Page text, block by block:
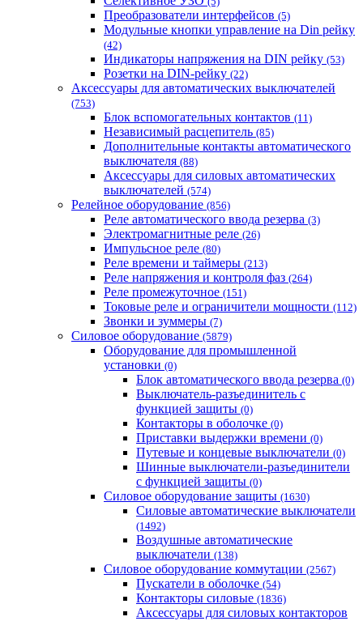
Преобразователи интерфейсов (5)
Модульные кнопки управление на Din рейку
(42)
Индикаторы напряжения на DIN рейку (53)
Розетки на DIN-рейку (22)
Аксессуары для автоматических выключателей
(753)
Блок вспомогательных контактов (11)
Независимый расцепитель (85)
Дополнительные контакты автоматического
выключателя (88)
Аксессуары для силовых автоматических
выключателей (574)
Релейное оборудование (856)
Реле автоматического ввода резерва (3)
Электромагнитные реле (26)
Импульсное реле (80)
Реле времени и таймеры (213)
Реле напряжения и контроля фаз (264)
Реле промежуточное (151)
Токовые реле и ограничители мощности (112)
Звонки и зуммеры (7)
Силовое оборудование (5879)
Оборудование для промышленной
установки (0)
Блок автоматического ввода резерва (0)
Выключатель-разъединитель с
функцией защиты (0)
Контакторы в оболочке (0)
Приставки выдержки времени (0)
Путевые и концевые выключатели (0)
Шинные выключатели-разъединители
с функцией защиты (0)
Силовое оборудование защиты (1630)
Силовые автоматические выключатели
(1492)
Воздушные автоматические
выключатели (138)
Силовое оборудование коммутации (2567)
Пускатели в оболочке (54)
Контакторы силовые (1836)
Аксессуары для силовых контакторов